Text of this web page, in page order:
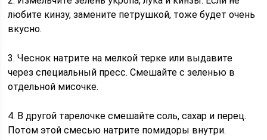
любите кинзу, замените петрушкой, тоже будет очень
вкусно.
3. Чеснок натрите на мелкой терке или выдавите
через специальный пресс. Смешайте с зеленью в
отдельной мисочке.
4. В другой тарелочке смешайте соль, сахар и перец.
Потом этой смесью натрите помидоры внутри.